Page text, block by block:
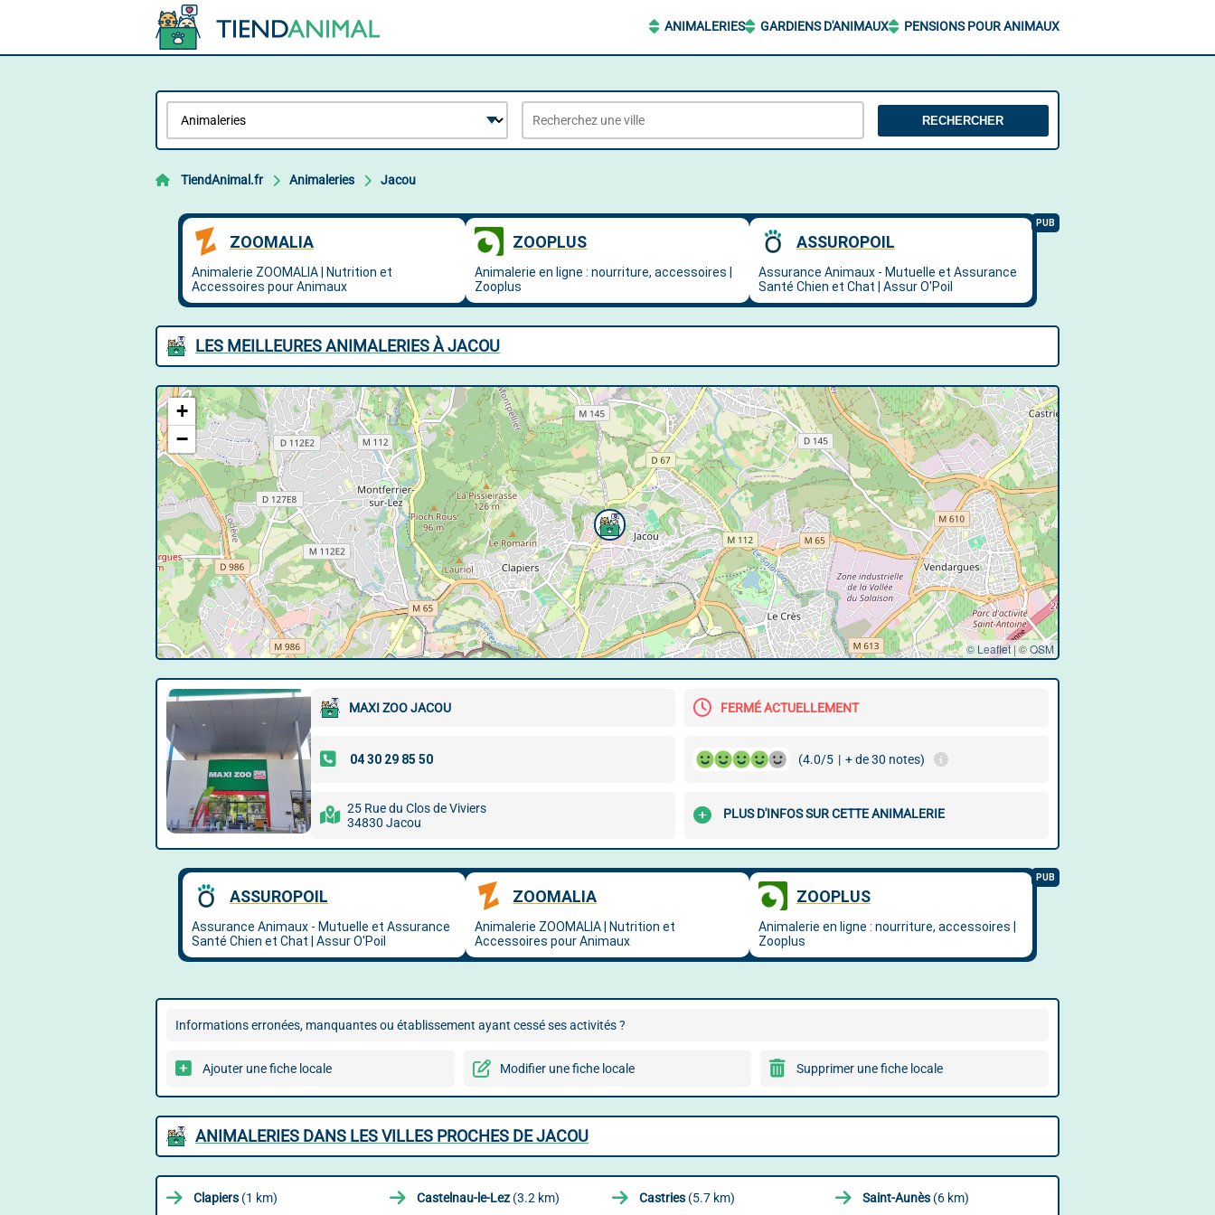
ANIMALERIES GARDIENS D'ANIMAUX PENSIONS POUR ANIMAUX
RECHERCHER
TiendAnimal.fr Animaleries Jacou
LES MEILLEURES ANIMALERIES À JACOU
+
−
© Leaflet|©OSM
MAXI ZOO JACOU FERMÉ ACTUELLEMENT
(4.0/5 | + de 30 notes)
25 Rue du Clos de Viviers
34830 Jacou
PLUS D'INFOS SUR CETTE ANIMALERIE
Informations erronées, manquantes ou établissement ayant cessé ses activités ?
Ajouter une fiche locale Modifier une fiche locale Supprimer une fiche locale
ANIMALERIES DANS LES VILLES PROCHES DE JACOU
Clapiers (1 km) Castelnau-le-Lez(3.2 km) Castries (5.7 km) Saint-Aunès(6 km)